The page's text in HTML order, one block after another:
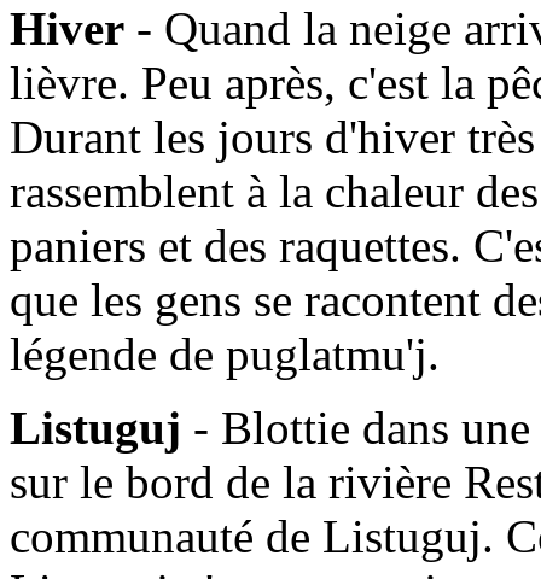
Hiver - Quand la neige
lièvre. Peu après, c'est la
Durant les jours d'hiver
rassemblent à la chaleur
paniers et des raquettes.
que les gens se racontent
légende de puglatmu'j.
Listuguj - Blottie dans une
sur le bord de la rivière
communauté de Listuguj.